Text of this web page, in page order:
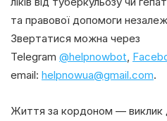
та правової допомоги
Звертатися можна через
Telegram @helpnowbot
email: helpnowua@gmail.com.
Життя за кордоном — виклик